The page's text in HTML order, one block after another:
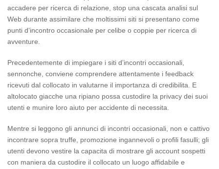
accadere per ricerca di relazione, stop una cascata analisi sul
Web durante assimilare che moltissimi siti si presentano come
punti d’incontro occasionale per celibe o coppie per ricerca di
avventure.
Precedentemente di impiegare i siti d’incontri occasionali,
sennonche, conviene comprendere attentamente i feedback
ricevuti dal collocato in valutarne il importanza di credibilita. E
altolocato giacche una ripiano possa custodire la privacy dei suoi
utenti e munire loro aiuto per accidente di necessita.
Mentre si leggono gli annunci di incontri occasionali, non e cattivo
incontrare sopra truffe, promozione ingannevoli o profili fasulli; gli
utenti devono vestire la capacita di mostrare gli account sospetti
con maniera da custodire il collocato un luogo affidabile e